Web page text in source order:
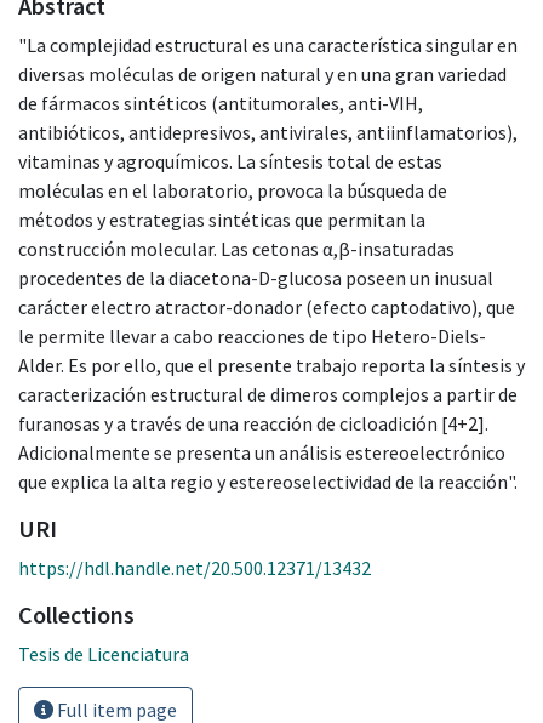
"La complejidad estructural es una característica singular en
diversas moléculas de origen natural y en una gran variedad
de fármacos sintéticos (antitumorales, anti-VIH,
antibióticos, antidepresivos, antivirales, antiinflamatorios),
vitaminas y agroquímicos. La síntesis total de estas
moléculas en el laboratorio, provoca la búsqueda de
métodos y estrategias sintéticas que permitan la
construcción molecular. Las cetonas α,β-insaturadas
procedentes de la diacetona-D-glucosa poseen un inusual
carácter electro atractor-donador (efecto captodativo), que
le permite llevar a cabo reacciones de tipo Hetero-Diels-
Alder. Es por ello, que el presente trabajo reporta la síntesis y
caracterización estructural de dimeros complejos a partir de
furanosas y a través de una reacción de cicloadición [4+2].
Adicionalmente se presenta un análisis estereoelectrónico
que explica la alta regio y estereoselectividad de la reacción".
URI
https://hdl.handle.net/20.500.12371/13432
Collections
Tesis de Licenciatura
Full item page